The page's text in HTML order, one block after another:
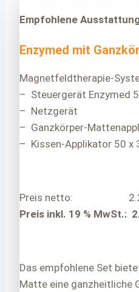
Empfohlene
Enzymed mit
Magnetfeldtherapie-
– Steuergerät Enzymed
– Netzgerät
– Ganzkörper-
– Kissen-Applikator 50 x
Preis netto:
Preis inkl. 19 % MwSt.:
Das empfohlene Set
Matte eine ganzheitliche